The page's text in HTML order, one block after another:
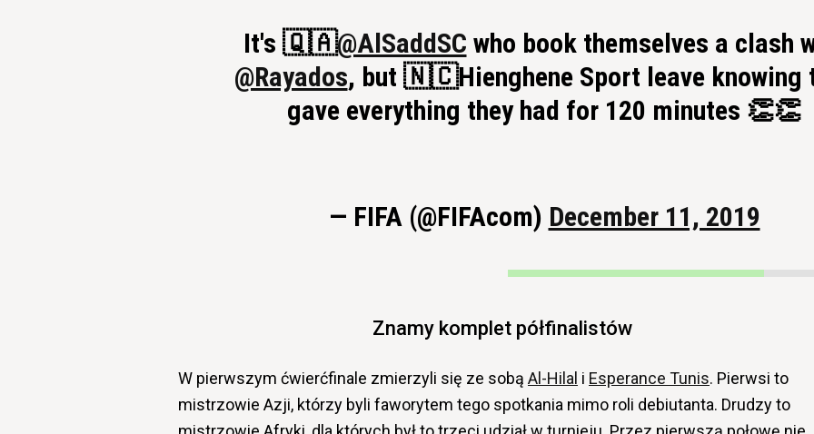
It's 🇶🇦@AlSaddSC who book themselves a clash
@Rayados, but 🇳🇨Hienghene Sport leave knowing
gave everything they had for 120 minutes 👏👏
— FIFA (@FIFAcom) December 11, 2019
Znamy komplet półfinalistów
W pierwszym ćwierćfinale zmierzyli się ze sobą Al-Hilal i Esperance Tunis. Pierwsi to
mistrzowie Azji, którzy byli faworytem tego spotkania mimo roli debiutanta. Drudzy to